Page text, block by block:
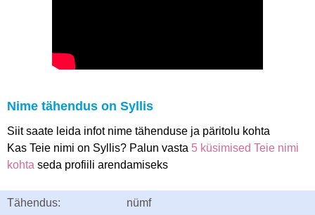
Nime tähendus on Syllis
Siit saate leida infot nime tähenduse ja päritolu kohta
Kas Teie nimi on Syllis? Palun vasta 5 küsimised Teie nimi
kohta seda profiili arendamiseks
Tähendus: nümf